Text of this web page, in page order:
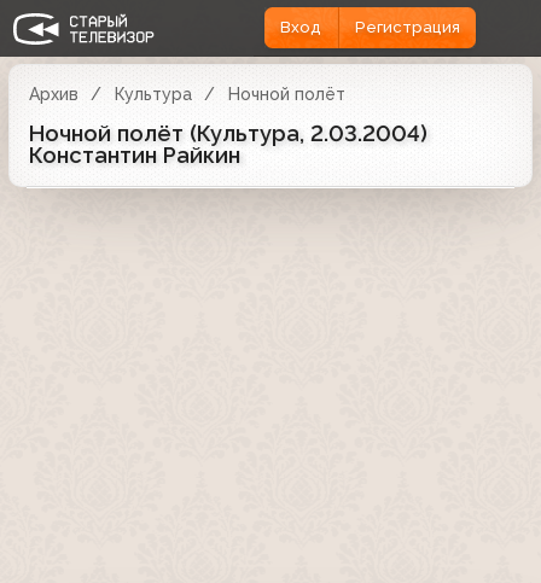
Вход Регистрация
Архив Культура Ночной полёт
Ночной полёт (Культура, 2.03.2004)
Константин Райкин